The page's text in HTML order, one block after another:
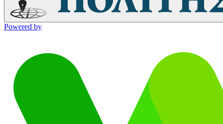
Powered by